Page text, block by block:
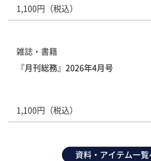
1,100円（税込）
雑誌・書籍
『月刊総務』2026年4月号
1,100円（税込）
資料・アイテム一覧